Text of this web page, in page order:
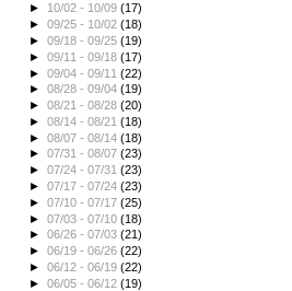
► 10/02 - 10/09(17)
►09/25 - 10/02(18)
►09/18 - 09/25(19)
►09/11 - 09/18(17)
►09/04 - 09/11(22)
►08/28 - 09/04(19)
►08/21 - 08/28(20)
►08/14 - 08/21(18)
►08/07 - 08/14(18)
►07/31 - 08/07(23)
►07/24 - 07/31(23)
►07/17 - 07/24(23)
►07/10 - 07/17(25)
►07/03 - 07/10(18)
►06/26 - 07/03(21)
►06/19 - 06/26(22)
►06/12 - 06/19(22)
►06/05 - 06/12(19)